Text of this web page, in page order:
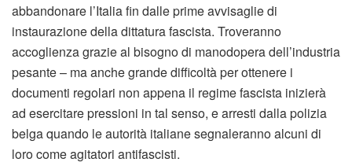
abbandonare l’Italia fin dalle prime avvisaglie di
instaurazione della dittatura fascista. Troveranno
accoglienza grazie al bisogno di manodopera dell’industria
pesante – ma anche grande difficoltà per ottenere i
documenti regolari non appena il regime fascista inizierà
ad esercitare pressioni in tal senso, e arresti dalla polizia
belga quando le autorità italiane segnaleranno alcuni di
loro come agitatori antifascisti.